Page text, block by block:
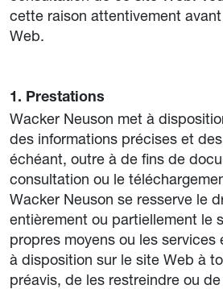
cette raison attentivement
Web.
1. Prestations
Wacker Neuson met à
des informations précises et
échéant, outre à de fins de
consultation ou le
Wacker Neuson se resserve le
entièrement ou partiellement le
propres moyens ou les services
à disposition sur le site Web à
préavis, de les restreindre ou